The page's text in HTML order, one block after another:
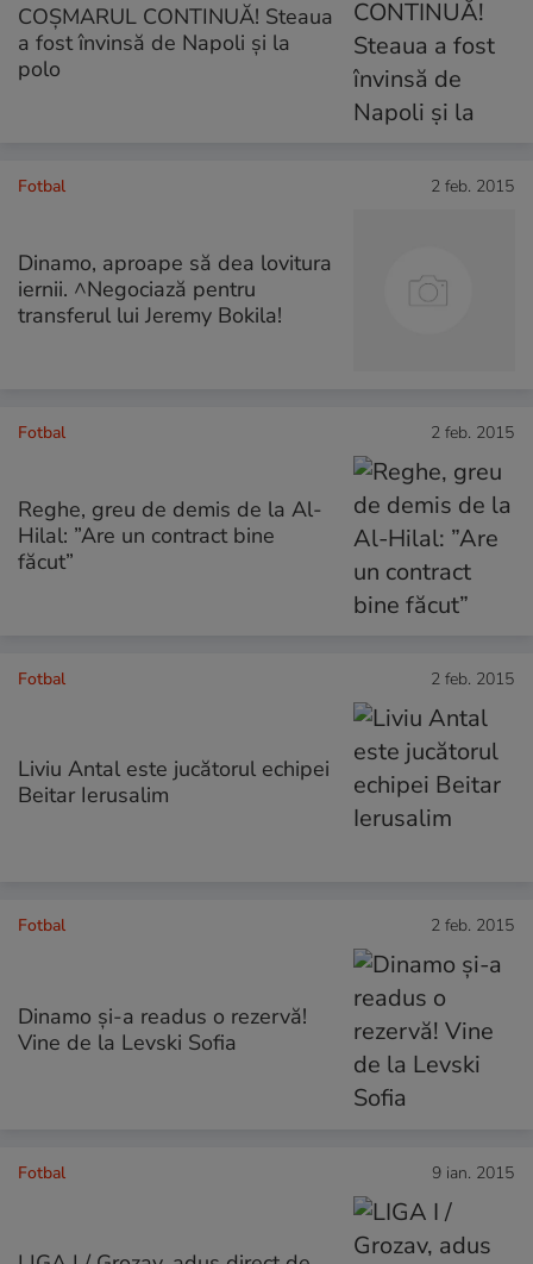
COȘMARUL CONTINUĂ! Steaua
a fost învinsă de Napoli și la
polo
Fotbal 2 feb. 2015
Dinamo, aproape să dea lovitura
iernii. ^Negociază pentru
transferul lui Jeremy Bokila!
Fotbal 2 feb. 2015
Reghe, greu de demis de la Al-
Hilal: ”Are un contract bine
făcut”
Fotbal 2 feb. 2015
Liviu Antal este jucătorul echipei
Beitar Ierusalim
Fotbal 2 feb. 2015
Dinamo și-a readus o rezervă!
Vine de la Levski Sofia
Fotbal 9 ian. 2015